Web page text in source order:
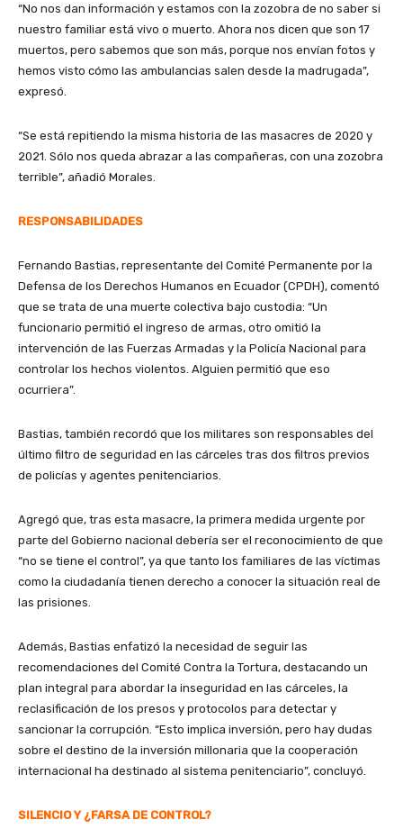
“No nos dan información y estamos con la zozobra de no saber si
nuestro familiar está vivo o muerto. Ahora nos dicen que son 17
muertos, pero sabemos que son más, porque nos envían fotos y
hemos visto cómo las ambulancias salen desde la madrugada”,
expresó.
“Se está repitiendo la misma historia de las masacres de 2020 y
2021. Sólo nos queda abrazar a las compañeras, con una zozobra
terrible”, añadió Morales.
RESPONSABILIDADES
Fernando Bastias, representante del Comité Permanente por la
Defensa de los Derechos Humanos en Ecuador (CPDH), comentó
que se trata de una muerte colectiva bajo custodia: “Un
funcionario permitió el ingreso de armas, otro omitió la
intervención de las Fuerzas Armadas y la Policía Nacional para
controlar los hechos violentos. Alguien permitió que eso
ocurriera”.
Bastias, también recordó que los militares son responsables del
último filtro de seguridad en las cárceles tras dos filtros previos
de policías y agentes penitenciarios.
Agregó que, tras esta masacre, la primera medida urgente por
parte del Gobierno nacional debería ser el reconocimiento de que
“no se tiene el control”, ya que tanto los familiares de las víctimas
como la ciudadanía tienen derecho a conocer la situación real de
las prisiones.
Además, Bastias enfatizó la necesidad de seguir las
recomendaciones del Comité Contra la Tortura, destacando un
plan integral para abordar la inseguridad en las cárceles, la
reclasificación de los presos y protocolos para detectar y
sancionar la corrupción. “Esto implica inversión, pero hay dudas
sobre el destino de la inversión millonaria que la cooperación
internacional ha destinado al sistema penitenciario”, concluyó.
SILENCIO Y ¿FARSA DE CONTROL?